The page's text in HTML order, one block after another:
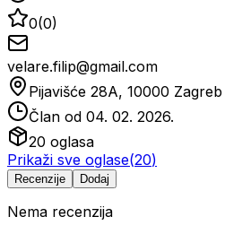
0(0)
velare.filip@gmail.com
Pijavišće 28A, 10000 Zagreb
Član od 04. 02. 2026.
20 oglasa
Prikaži sve oglase(20)
Recenzije Dodaj
Nema recenzija